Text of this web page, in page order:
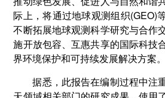
际上，将通过地球观测组织(GEO)
不断拓展地球观测科学研究与合作
施开放包容、互惠共享的国际科技
界环境保护和可持续发展解决方案。
据悉，此报告在编制过程中注